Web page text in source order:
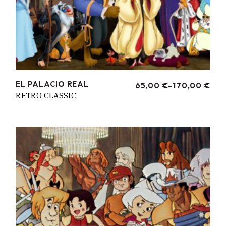
EL PALACIO REAL 65,00 €-170,00 €
RANGO
HASTA
170,00 €
RETRO CLASSIC